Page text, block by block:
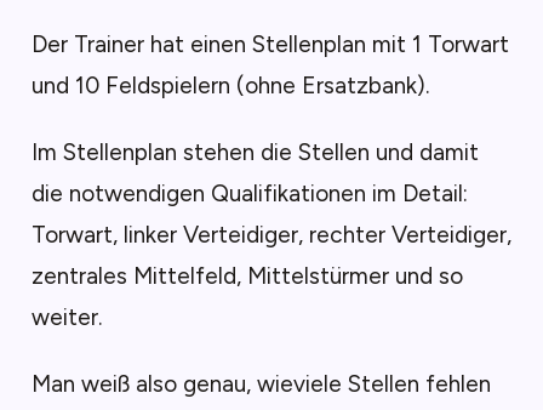
Der Trainer hat einen Stellenplan mit 1 Torwart
und 10 Feldspielern (ohne Ersatzbank).
Im Stellenplan stehen die Stellen und damit
die notwendigen Qualifikationen im Detail:
Torwart, linker Verteidiger, rechter Verteidiger,
zentrales Mittelfeld, Mittelstürmer und so
weiter.
Man weiß also genau, wieviele Stellen fehlen